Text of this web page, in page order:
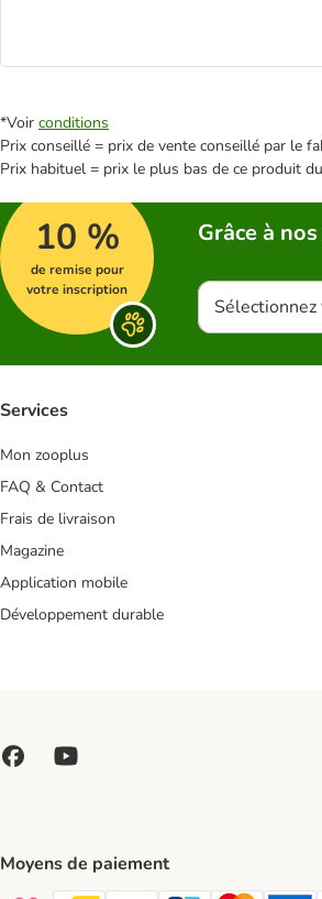
*Voir conditions
Prix conseillé = prix de vente conseillé par le
Prix habituel = prix le plus bas de ce produit
10 %
de remise pour
votre inscription
Grâce à
Services
Mon zooplus
FAQ & Contact
Frais de livraison
Magazine
Application mobile
Développement durable
Moyens de paiement